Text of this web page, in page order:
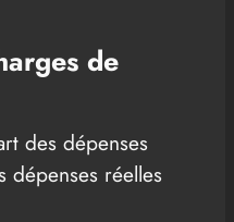
de
des dépenses
dépenses réelles